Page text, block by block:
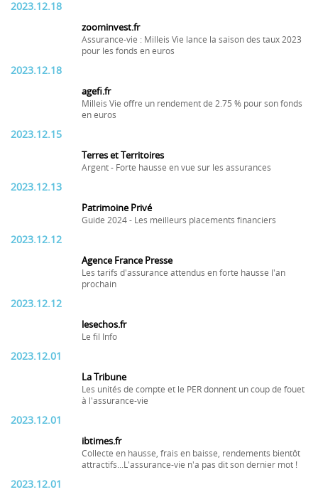
2023.12.18
zoominvest.fr
Assurance-vie : Milleis Vie lance la saison des taux 2023
pour les fonds en euros
2023.12.18
agefi.fr
Milleis Vie offre un rendement de 2.75 % pour son fonds
en euros
2023.12.15
Terres et Territoires
Argent - Forte hausse en vue sur les assurances
2023.12.13
Patrimoine Privé
Guide 2024 - Les meilleurs placements financiers
2023.12.12
Agence France Presse
Les tarifs d'assurance attendus en forte hausse l'an
prochain
2023.12.12
lesechos.fr
Le fil Info
2023.12.01
La Tribune
Les unités de compte et le PER donnent un coup de fouet
à l'assurance-vie
2023.12.01
ibtimes.fr
Collecte en hausse, frais en baisse, rendements bientôt
attractifs...L'assurance-vie n'a pas dit son dernier mot !
2023.12.01